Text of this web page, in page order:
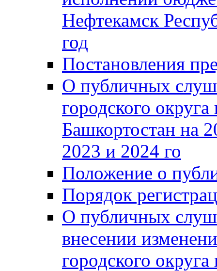
Нефтекамск
год
Постановления
О публичных
городского
Башкортостан на
2023 и 2024 го
Положение о
Порядок
О публичных
внесении
городского